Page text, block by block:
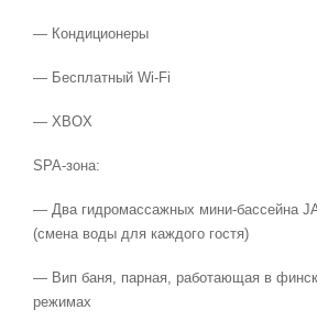
— Кондиционеры
— Бесплатный Wi-Fi
— XBOX
SPA-зона:
— Два гидромассажных мини-бассейна
(смена воды для каждого гостя)
— Вип баня, парная, работающая в
режимах